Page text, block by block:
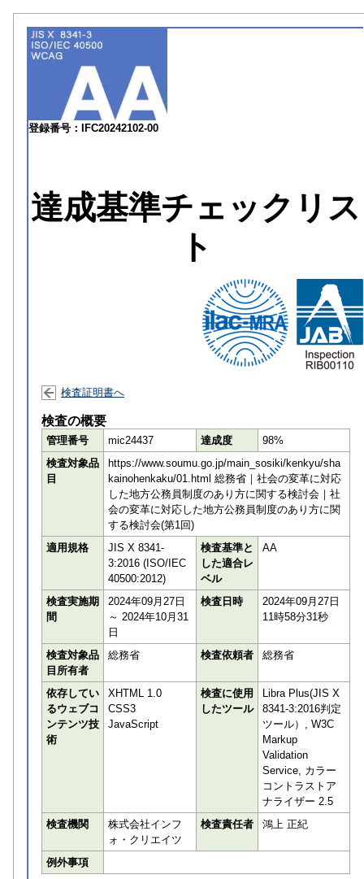
登録番号：IFC20242102-00
達成基準チェックリス
ト
検査証明書へ
検査の概要
管理番号 mic24437 達成度
98%
検査対象品
目
https://www.soumu.go.jp/main_sosiki/kenkyu/sha
kainohenkaku/01.html 総務省｜社会の変革に対応
した地方公務員制度のあり方に関する検討会｜社
会の変革に対応した地方公務員制度のあり方に関
する検討会(第1回)
適用規格
JIS X 8341-
3:2016 (ISO/IEC
40500:2012)
検査基準と
した適合レ
ベル
AA
検査実施期
間
2024年09月27日
～ 2024年10月31
日
検査日時
2024年09月27日
11時58分31秒
検査対象品
目所有者
総務省 検査依頼者 総務省
依存してい
るウェブコ
ンテンツ技
術
XHTML 1.0
CSS3
JavaScript
検査に使用
したツール
Libra Plus(JIS X
8341-3:2016判定
ツール）, W3C
Markup
Validation
Service, カラー
コントラストア
ナライザー 2.5
検査機関
株式会社インフ
ォ・クリエイツ
検査責任者 鴻上 正紀
例外事項